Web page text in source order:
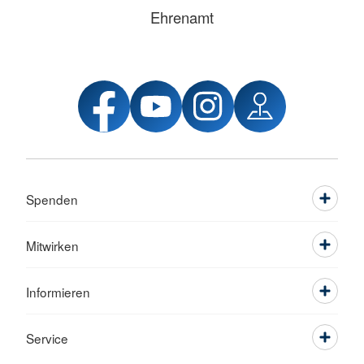
Ehrenamt
Spenden
Mitwirken
Informieren
Service